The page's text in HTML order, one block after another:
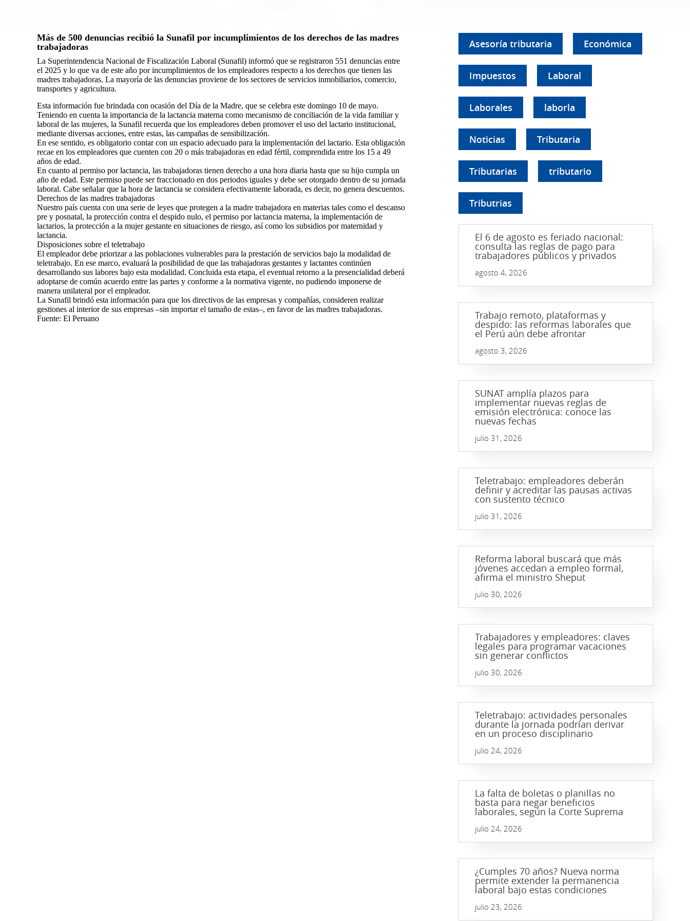
Más de 500 denuncias recibió la Sunafil por incumplimientos de los derechos de las madres
trabajadoras
La Superintendencia Nacional de Fiscalización Laboral (Sunafil) informó que se registraron 551 denuncias entre
el 2025 y lo que va de este año por incumplimientos de los empleadores respecto a los derechos que tienen las
madres trabajadoras. La mayoría de las denuncias proviene de los sectores de servicios inmobiliarios, comercio,
transportes y agricultura.
Esta información fue brindada con ocasión del Día de la Madre, que se celebra este domingo 10 de mayo.
Teniendo en cuenta la importancia de la lactancia materna como mecanismo de conciliación de la vida familiar y
laboral de las mujeres, la Sunafil recuerda que los empleadores deben promover el uso del lactario institucional,
mediante diversas acciones, entre estas, las campañas de sensibilización.
En ese sentido, es obligatorio contar con un espacio adecuado para la implementación del lactario. Esta obligación
recae en los empleadores que cuenten con 20 o más trabajadoras en edad fértil, comprendida entre los 15 a 49
años de edad.
En cuanto al permiso por lactancia, las trabajadoras tienen derecho a una hora diaria hasta que su hijo cumpla un
año de edad. Este permiso puede ser fraccionado en dos periodos iguales y debe ser otorgado dentro de su jornada
laboral. Cabe señalar que la hora de lactancia se considera efectivamente laborada, es decir, no genera descuentos.
Derechos de las madres trabajadoras
Nuestro país cuenta con una serie de leyes que protegen a la madre trabajadora en materias tales como el descanso
pre y posnatal, la protección contra el despido nulo, el permiso por lactancia materna, la implementación de
lactarios, la protección a la mujer gestante en situaciones de riesgo, así como los subsidios por maternidad y
lactancia.
Disposiciones sobre el teletrabajo
El empleador debe priorizar a las poblaciones vulnerables para la prestación de servicios bajo la modalidad de
teletrabajo. En ese marco, evaluará la posibilidad de que las trabajadoras gestantes y lactantes continúen
desarrollando sus labores bajo esta modalidad. Concluida esta etapa, el eventual retorno a la presencialidad deberá
adoptarse de común acuerdo entre las partes y conforme a la normativa vigente, no pudiendo imponerse de
manera unilateral por el empleador.
La Sunafil brindó esta información para que los directivos de las empresas y compañías, consideren realizar
gestiones al interior de sus empresas –sin importar el tamaño de estas–, en favor de las madres trabajadoras.
Fuente: El Peruano
Asesoría tributaria Económica
Impuestos Laboral
Laborales laborla
Noticias Tributaria
Tributarias tributario
Tributrias
El 6 de agosto es feriado nacional:
consulta las reglas de pago para
trabajadores públicos y privados
agosto 4, 2026
Trabajo remoto, plataformas y
despido: las reformas laborales que
el Perú aún debe afrontar
agosto 3, 2026
SUNAT amplía plazos para
implementar nuevas reglas de
emisión electrónica: conoce las
nuevas fechas
julio 31, 2026
Teletrabajo: empleadores deberán
definir y acreditar las pausas activas
con sustento técnico
julio 31, 2026
Reforma laboral buscará que más
jóvenes accedan a empleo formal,
afirma el ministro Sheput
julio 30, 2026
Trabajadores y empleadores: claves
legales para programar vacaciones
sin generar conflictos
julio 30, 2026
Teletrabajo: actividades personales
durante la jornada podrían derivar
en un proceso disciplinario
julio 24, 2026
La falta de boletas o planillas no
basta para negar beneficios
laborales, según la Corte Suprema
julio 24, 2026
¿Cumples 70 años? Nueva norma
permite extender la permanencia
laboral bajo estas condiciones
julio 23, 2026